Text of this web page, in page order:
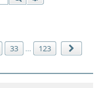
33 … 123